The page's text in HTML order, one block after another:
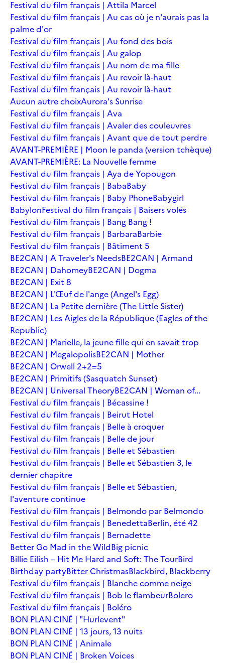
Festival du film français | Attila Marcel
Festival du film français | Au cas où je n'aurais pas la
palme d'or
Festival du film français | Au fond des bois
Festival du film français | Au galop
Festival du film français | Au nom de ma fille
Festival du film français | Au revoir là-haut
Festival du film français | Au revoir là-haut
Aucun autre choixAurora's Sunrise
Festival du film français | Ava
Festival du film français | Avaler des couleuvres
Festival du film français | Avant que de tout perdre
AVANT-PREMIÈRE | Moon le panda (version tchèque)
AVANT-PREMIÈRE: La Nouvelle femme
Festival du film français | Aya de Yopougon
Festival du film français | BabaBaby
Festival du film français | Baby PhoneBabygirl
BabylonFestival du film français | Baisers volés
Festival du film français | Bang Bang !
Festival du film français | BarbaraBarbie
Festival du film français | Bâtiment 5
BE2CAN | A Traveler's NeedsBE2CAN | Armand
BE2CAN | DahomeyBE2CAN | Dogma
BE2CAN | Exit 8
BE2CAN | L'Œuf de l'ange (Angel's Egg)
BE2CAN | La Petite dernière (The Little Sister)
BE2CAN | Les Aigles de la République (Eagles of the
Republic)
BE2CAN | Marielle, la jeune fille qui en savait trop
BE2CAN | MegalopolisBE2CAN | Mother
BE2CAN | Orwell 2+2=5
BE2CAN | Primitifs (Sasquatch Sunset)
BE2CAN | Universal TheoryBE2CAN | Woman of...
Festival du film français | Bécassine !
Festival du film français | Beirut Hotel
Festival du film français | Belle à croquer
Festival du film français | Belle de jour
Festival du film français | Belle et Sébastien
Festival du film français | Belle et Sébastien 3, le
dernier chapitre
Festival du film français | Belle et Sébastien,
l'aventure continue
Festival du film français | Belmondo par Belmondo
Festival du film français | BenedettaBerlin, été 42
Festival du film français | Bernadette
Better Go Mad in the WildBig picnic
Billie Eilish – Hit Me Hard and Soft: The TourBird
Birthday partyBitter ChristmasBlackbird, Blackberry
Festival du film français | Blanche comme neige
Festival du film français | Bob le flambeurBolero
Festival du film français | Boléro
BON PLAN CINÉ | "Hurlevent"
BON PLAN CINÉ | 13 jours, 13 nuits
BON PLAN CINÉ | Animale
BON PLAN CINÉ | Broken Voices